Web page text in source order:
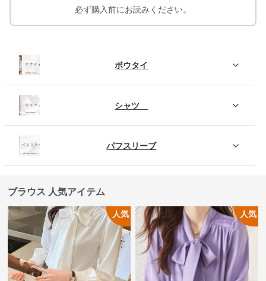
必ず購入前にお読みください。
ボウタイ
シャツ
パフスリーブ
ブラウス 人気アイテム
人気 人気